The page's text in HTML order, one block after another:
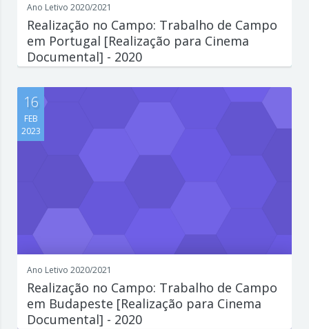
Ano Letivo 2020/2021
Realização no Campo: Trabalho de Campo
em Portugal [Realização para Cinema
Documental] - 2020
interessante o que est...
16
FEB
2023
Ano Letivo 2020/2021
Realização no Campo: Trabalho de Campo
em Budapeste [Realização para Cinema
Documental] - 2020